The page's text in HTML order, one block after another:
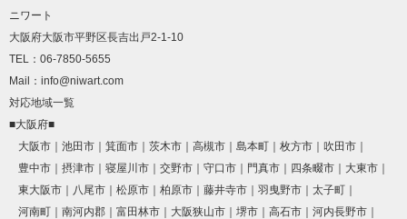
ニワート
大阪府大阪市平野区長吉出戸2-1-10
TEL：06-7850-5655
Mail：info@niwart.com
対応地域一覧
■大阪府■
大阪市
池田市 箕面市 茨木市 高槻市 島本町 枚方市
吹田市
豊中市
摂津市 寝屋川市 交野市 守口市 門真市 四条畷市
大東市
東大阪市
八尾市 松原市 柏原市 藤井寺市 羽曳野市
太子町
河南町
南河内郡 富田林市 大阪狭山市 堺市 高石市
河内長野市